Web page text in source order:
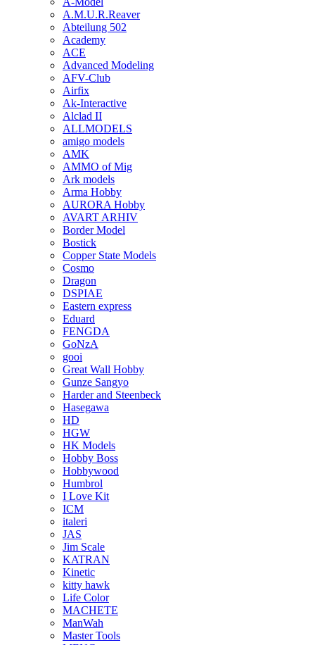
A.M.U.R.Reaver
Abteilung 502
Academy
ACE
Advanced Modeling
AFV-Club
Airfix
Ak-Interactive
Alclad II
ALLMODELS
amigo models
AMK
AMMO of Mig
Ark models
Arma Hobby
AURORA Hobby
AVART ARHIV
Border Model
Bostick
Copper State Models
Cosmo
Dragon
DSPIAE
Eastern express
Eduard
FENGDA
GoNzA
gooi
Great Wall Hobby
Gunze Sangyo
Harder and Steenbeck
Hasegawa
HD
HGW
HK Models
Hobby Boss
Hobbywood
Humbrol
I Love Kit
ICM
italeri
JAS
Jim Scale
KATRAN
Kinetic
kitty hawk
Life Color
MACHETE
ManWah
Master Tools